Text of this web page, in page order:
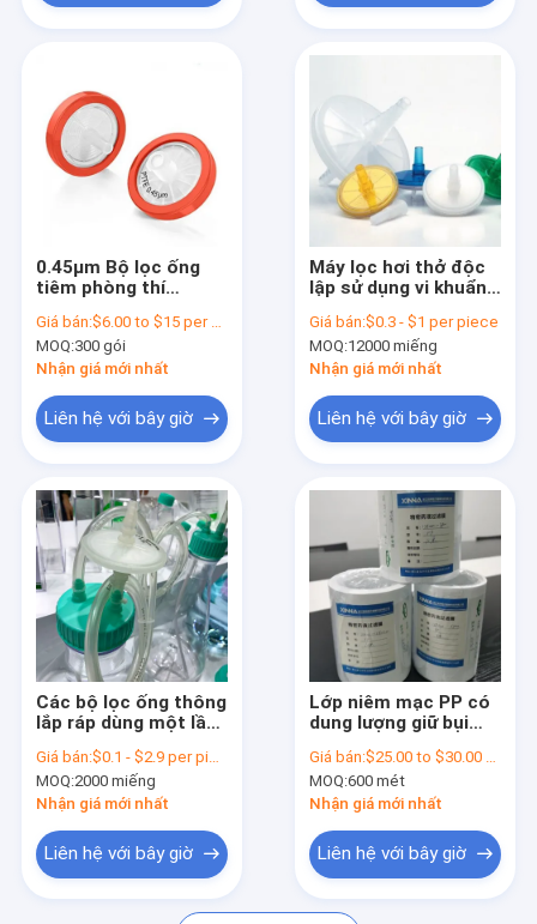
Sản phẩm
Video
Về chúng tôi
Tham quan nhà máy
Liên hệ chúng tôi
Yêu cầu báo giá
0.45μm Bộ lọc ống
tiêm phòng thí
Bộ lọc ống tiêm PTFE
nhựa
Giá bán:$6.00 to $15 per pack
MOQ:300 gói
Nhận giá mới nhất
Liên hệ với bây giờ
Máy lọc hơi thở độc
lập sử dụng vi khuẩn
hydrophobic cho y tế
và phòng thí nghiệm
Giá bán:$0.3 - $1 per piece
MOQ:12000 miếng
Nhận giá mới nhất
Liên hệ với bây giờ
Các bộ lọc ống thông
lắp ráp dùng một lần
phẩm và chế biến
sinh học
Giá bán:$0.1 - $2.9 per piece
MOQ:2000 miếng
Nhận giá mới nhất
Liên hệ với bây giờ
Lớp niêm mạc PP có
dung lượng giữ bụi
Giá bán:$25.00 to $30.00 per square meter
MOQ:600 mét
Nhận giá mới nhất
Liên hệ với bây giờ